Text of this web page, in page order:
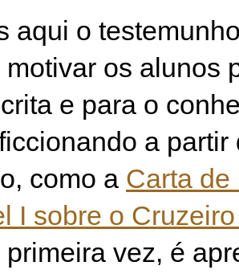
aqui o
motivar os alunos
e para o
a partir
como a Carta de
I sobre o
vez, é